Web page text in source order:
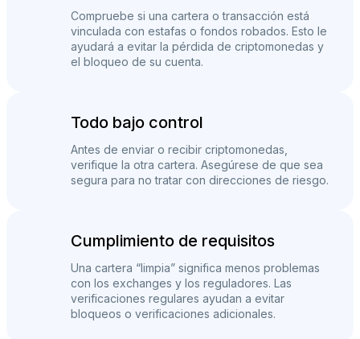
Compruebe si una cartera o transacción está
vinculada con estafas o fondos robados. Esto le
ayudará a evitar la pérdida de criptomonedas y
el bloqueo de su cuenta.
Todo bajo control
Antes de enviar o recibir criptomonedas,
verifique la otra cartera. Asegúrese de que sea
segura para no tratar con direcciones de riesgo.
Cumplimiento de requisitos
Una cartera “limpia” significa menos problemas
con los exchanges y los reguladores. Las
verificaciones regulares ayudan a evitar
bloqueos o verificaciones adicionales.